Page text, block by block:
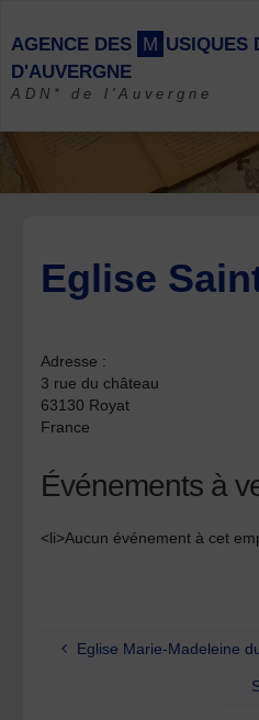
content
AGENCE DES M USIQUES
D'AUVERGNE
ADN* de l'Auvergne
Eglise
Adresse :
3 rue du château
63130 Royat
France
Événements à
<li>Aucun événement à cet
Eglise Marie-Madeleine